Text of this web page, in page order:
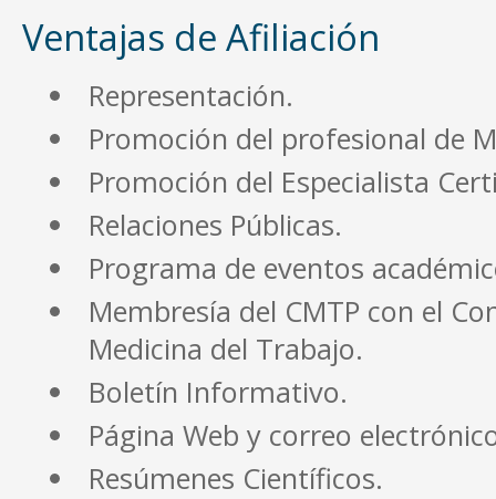
Ventajas de Afiliación
Representación.
Promoción del profesional de
Promoción del Especialista
Relaciones Públicas.
Programa de eventos
Membresía del CMTP con el
Medicina del Trabajo.
Boletín Informativo.
Página Web y correo
Resúmenes Científicos.